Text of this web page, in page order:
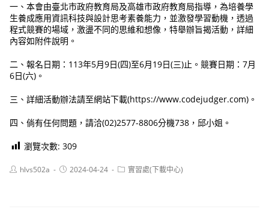
一、本會由臺北市政府教育局及高雄市政府教育局指導，為培養學
生養成應用資訊科技與設計思考素養能力，並激發學習動機，透過
程式競賽的場域，激盪不同的思維和想像，特舉辦旨揭活動，詳細
內容如附件說明。
二、報名日期：113年5月9日(四)至6月19日(三)止。競賽日期：7月
6日(六)。
三、詳細活動辦法請至網站下載(https://www.codejudger.com)。
四、倘有任何問題，請洽(02)2577-8806分機738，邱小姐。
瀏覽次數: 309
Posthlvs502a
Post2024-04-24
Post實習處(下載中心)